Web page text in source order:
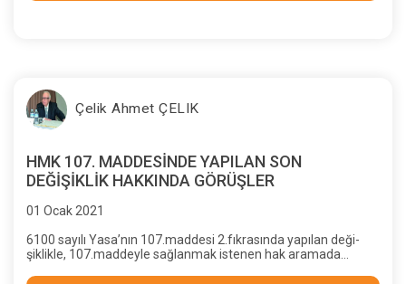
Çelik Ahmet ÇELIK
HMK 107. MADDESİNDE YAPILAN SON
DEĞİŞİKLİK HAKKINDA GÖRÜŞLER
01 Ocak 2021
6100 sayılı Yasa’nın 107.maddesi 2.fıkrasında yapılan deği-
şiklikle, 107.maddeyle sağlanmak istenen hak aramada